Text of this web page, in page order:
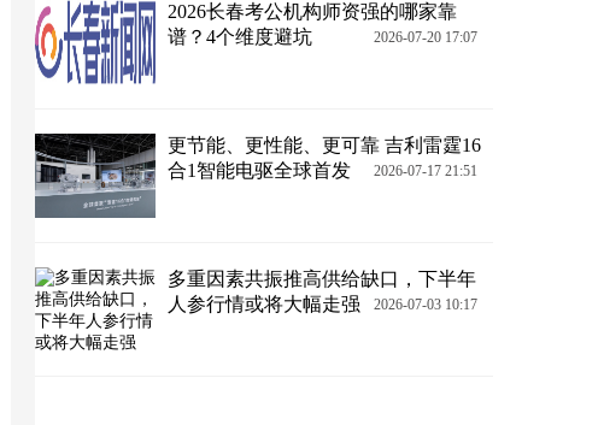
2026长春考公机构师资强的哪家靠
谱？4个维度避坑
2026-07-20 17:07
更节能、更性能、更可靠 吉利雷霆16
合1智能电驱全球首发
2026-07-17 21:51
多重因素共振推高供给缺口，下半年
人参行情或将大幅走强
2026-07-03 10:17